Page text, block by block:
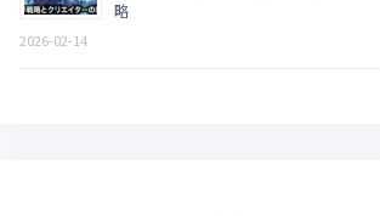
略
2026-02-14